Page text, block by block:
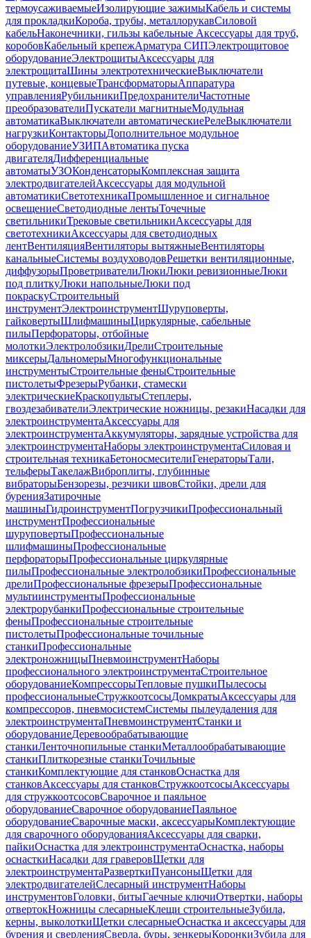
термоусаживаемыеИзолирующие зажимыКабель и системы
для прокладкиКороба, трубы, металлорукавСиловой
кабельНаконечники, гильзы кабельные Аксессуары для труб,
коробовКабельный крепежАрматура СИПЭлектрощитовое
оборудованиеЭлектрощитыАксессуары для
электрощитаШины электротехническиеВыключатели
путевые, концевыеТрансформаторыАппаратура
управленияРубильникиПредохранителиЧастотные
преобразователиПускатели магнитныеМодульная
автоматикаВыключатели автоматическиеРелеВыключатели
нагрузкиКонтакторыДополнительное модульное
оборудованиеУЗИПАвтоматика пуска
двигателяДифференциальные
автоматыУЗОКонденсаторыКомплексная защита
электродвигателейАксессуары для модульной
автоматикиСветотехникаПромышленное и сигнальное
освещениеСветодиодные лентыТочечные
светильникиТрековые светильникиАксессуары для
светотехникиАксессуары для светодиодных
лентВентиляцияВентиляторы вытяжныеВентиляторы
канальныеСистемы воздуховодовРешетки вентиляционные,
диффузорыПроветривателиЛюкиЛюки ревизионныеЛюки
под плиткуЛюки напольныеЛюки под
покраскуСтроительный
инструментЭлектроинструментШуруповерты,
гайковертыШлифмашиныЦиркулярные, сабельные
пилыПерфораторы, отбойные
молоткиЭлектролобзикиДрелиСтроительные
миксерыДальномерыМногофункциональные
инструментыСтроительные феныСтроительные
пистолетыФрезерыРубанки, стамески
электрическиеКраскопультыСтеплеры,
гвоздезабивателиЭлектрические ножницы, резакиНасадки для
электроинструментаАксессуары для
электроинструментаАккумуляторы, зарядные устройства для
электроинструментаНаборы электроинструментаСиловая и
строительная техникаБетоносмесителиГенераторыТали,
тельферыТакелажВиброплиты, глубинные
вибраторыБензорезы, резчики швовСтойки, дрели для
буренияЗатирочные
машиныГидроинструментПогрузчикиПрофессиональный
инструментПрофессиональные
шуруповертыПрофессиональные
шлифмашиныПрофессиональные
перфораторыПрофессиональные циркулярные
пилыПрофессиональные электролобзикиПрофессиональные
дрелиПрофессиональные фрезерыПрофессиональные
мультиинструментыПрофессиональные
электрорубанкиПрофессиональные строительные
феныПрофессиональные строительные
пистолетыПрофессиональные точильные
станкиПрофессиональные
электроножницыПневмоинструментНаборы
профессионального электроинструментаСтроительное
оборудованиеКомпрессорыТепловые пушкиПылесосы
профессиональныеСтружкоотсосыДомкратыАксессуары для
компрессоров, пневмосистемСистемы пылеудаления для
электроинструментаПневмоинструментСтанки и
оборудованиеДеревообрабатывающие
станкиЛенточнопильные станкиМеталлообрабатывающие
станкиПлиткорезные станкиТочильные
станкиКомплектующие для станковОснастка для
станковАксессуары для станковСтружкоотсосыАксессуары
для стружкоотсосовСварочное и паяльное
оборудованиеСварочное оборудованиеПаяльное
оборудованиеСварочные маски, аксессуарыКомплектующие
для сварочного оборудованияАксессуары для сварки,
пайкиОснастка для электроинструментаОснастка, наборы
оснасткиНасадки для граверовЩетки для
электроинструментаРазверткиПуансоныЩетки для
электродвигателейСлесарный инструментНаборы
инструментовГоловки, битыГаечные ключиОтвертки, наборы
отвертокНожницы слесарныеКлещи строительныеЗубила,
керны, выколоткиЩетки слесарныеОснастка и аксессуары для
бурения и сверленияСверла, буры, зенкерыКоронкиЗубила для